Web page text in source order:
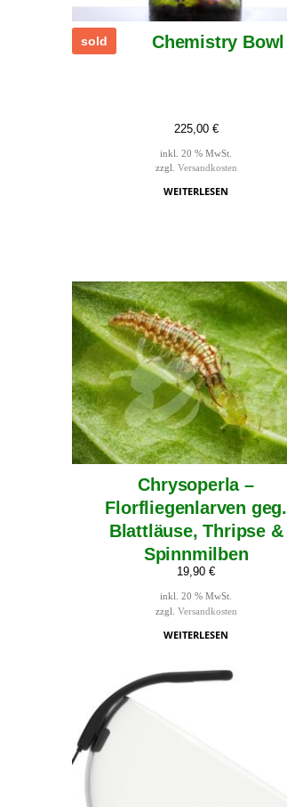
sold Chemistry Bowl
225,00 €
inkl. 20 % MwSt.
zzgl. Versandkosten
WEITERLESEN
Chrysoperla –
Florfliegenlarven geg.
Blattläuse, Thripse &
Spinnmilben
19,90€
inkl. 20 % MwSt.
zzgl. Versandkosten
WEITERLESEN